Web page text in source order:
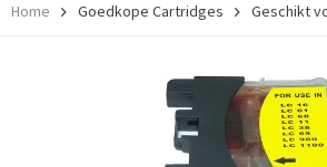
Home Goedkope Cartridges Geschikt